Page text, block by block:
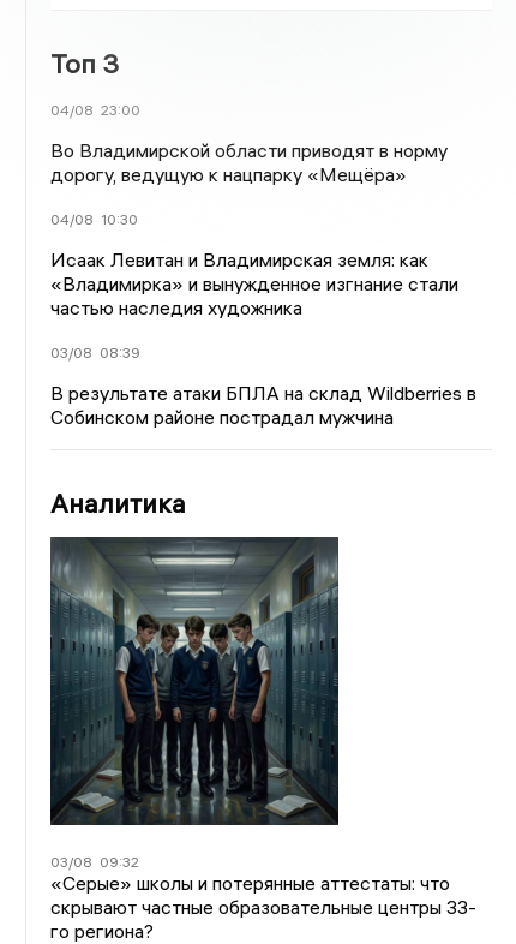
Топ 3
04/08 23:00
Во Владимирской области приводят в норму
дорогу, ведущую к нацпарку «Мещёра»
04/08 10:30
Исаак Левитан и Владимирская земля: как
«Владимирка» и вынужденное изгнание стали
частью наследия художника
03/08 08:39
В результате атаки БПЛА на склад Wildberries в
Собинском районе пострадал мужчина
Аналитика
03/08 09:32
«Серые» школы и потерянные аттестаты: что
скрывают частные образовательные центры 33-
го региона?